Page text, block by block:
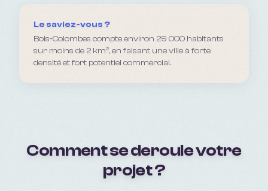
Le saviez-vous ?
Bois-Colombes compte environ 29 000 habitants
sur moins de 2 km², en faisant une ville à forte
densité et fort potentiel commercial.
Comment se deroule votre
projet ?